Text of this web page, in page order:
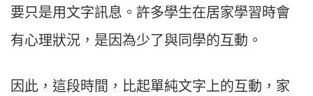
要只是用文字訊息。​許多學生在居家學習時會
有心理狀況，是因為少了與同學的互動。​
因此，這段時間，比起單純文字上的互動，家